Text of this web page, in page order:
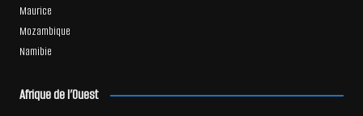
Maurice
Mozambique
Namibie
Afrique de l’Ouest